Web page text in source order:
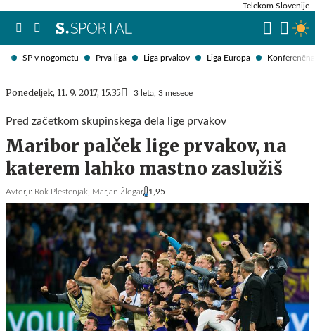
SP v nogometu Prva liga Liga prvakov Liga Europa
Telekom Slovenije
Ponedeljek, 11. 9. 2017, 15.35 3 leta, 3 mesece
Pred začetkom skupinskega dela lige prvakov
Maribor palček lige prvakov, na
katerem lahko mastno zaslužiš
Avtorji: Rok Plestenjak, Marjan Žlogar 1,95